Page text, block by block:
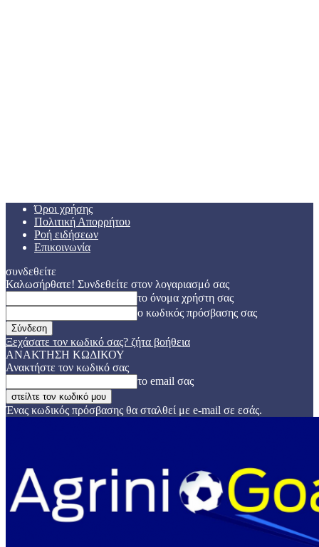
Όροι χρήσης
Πολιτική Απορρήτου
Ροή ειδήσεων
Επικοινωνία
συνδεθείτε
Καλωσήρθατε! Συνδεθείτε στον λογαριασμό σας
το όνομα χρήστη σας
ο κωδικός πρόσβασης σας
Ξεχάσατε τον κωδικό σας? ζήτα βοήθεια
ΑΝΑΚΤΗΣΗ ΚΩΔΙΚΟΥ
Ανακτήστε τον κωδικό σας
το email σας
Ένας κωδικός πρόσβασης θα σταλθεί με e-mail σε εσάς.